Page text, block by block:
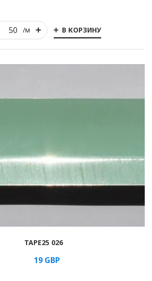
/м В КОРЗИНУ
TAPE25 026
19 GBP